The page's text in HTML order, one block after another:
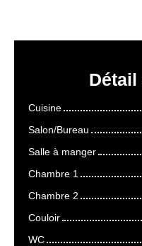
Détail
Cuisine
Salon/Bureau
Salle à manger
Chambre 1
Chambre 2
Couloir
WC